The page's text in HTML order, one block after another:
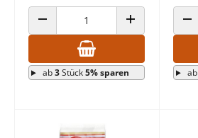
ANZAHL VERRINGERN ANZAHL
ab3Stück5% sparen ab